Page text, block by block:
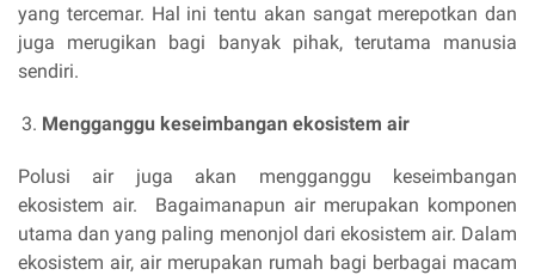
yang tercemar. Hal ini tentu akan sangat merepotkan dan
juga merugikan bagi banyak pihak, terutama manusia
sendiri.
Mengganggu keseimbangan ekosistem air
Polusi air juga akan mengganggu keseimbangan
ekosistem air. Bagaimanapun air merupakan komponen
utama dan yang paling menonjol dari ekosistem air. Dalam
ekosistem air, air merupakan rumah bagi berbagai macam